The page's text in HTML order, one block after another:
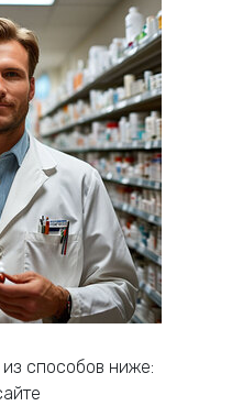
способов ниже: